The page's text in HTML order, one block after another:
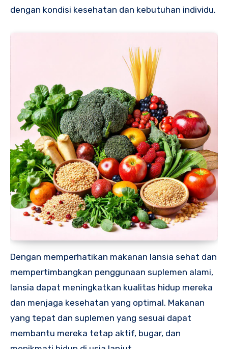
dengan kondisi kesehatan dan kebutuhan individu.
Dengan memperhatikan makanan lansia sehat dan
mempertimbangkan penggunaan suplemen alami,
lansia dapat meningkatkan kualitas hidup mereka
dan menjaga kesehatan yang optimal. Makanan
yang tepat dan suplemen yang sesuai dapat
membantu mereka tetap aktif, bugar, dan